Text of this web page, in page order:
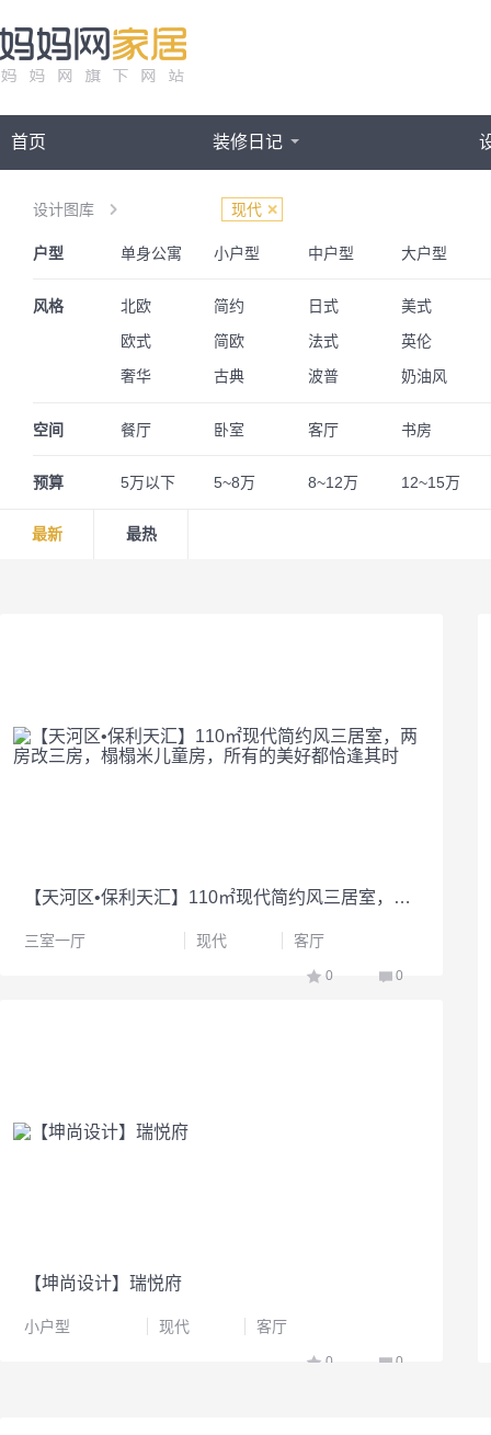
首页 装修日记
设计图库 现代
户型 单身公寓 小户型 中户型
大户型
风格
北欧 简约 日式
美式
欧式
简欧 法式
英伦
奢华
古典 波普 奶油风
空间 餐厅 卧室 客厅
书房
预算
5万以下 5~8万 8~12万 12~15万
最新 最热
【天河区•保利天汇】110㎡现代简约风三居室，两房改三房，榻榻米儿童房，所有的美好都恰逢其时
三室一厅 现代 客厅
0 0
【坤尚设计】瑞悦府
小户型 现代 客厅
0 0